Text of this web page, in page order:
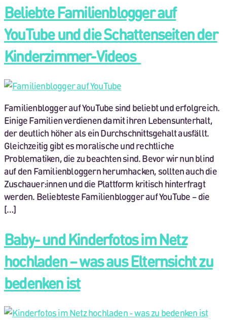
Beliebte Familienblogger auf
YouTube und die Schattenseiten der
Kinderzimmer-Videos
Familienblogger auf YouTube sind beliebt und erfolgreich.
Einige Familien verdienen damit ihren Lebensunterhalt,
der deutlich höher als ein Durchschnittsgehalt ausfällt.
Gleichzeitig gibt es moralische und rechtliche
Problematiken, die zu beachten sind. Bevor wir nun blind
auf den Familienbloggern herumhacken, sollten auch die
Zuschauer:innen und die Plattform kritisch hinterfragt
werden. Beliebteste Familienblogger auf YouTube – die
[…]
Baby- und Kinderfotos im Netz
hochladen – was aus Elternsicht zu
bedenken ist